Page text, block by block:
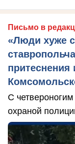
Письмо в
«Люди хуже
притеснения
С
охраной